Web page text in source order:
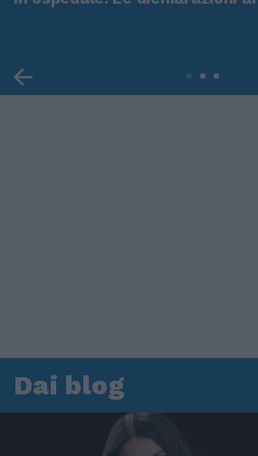
Dai blog